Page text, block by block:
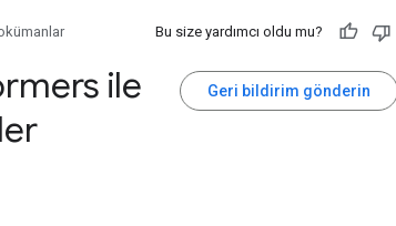
Bu size yardımcı oldu mu?
Geri bildirim gönderin
ile